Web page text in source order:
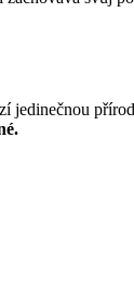
jedinečnou